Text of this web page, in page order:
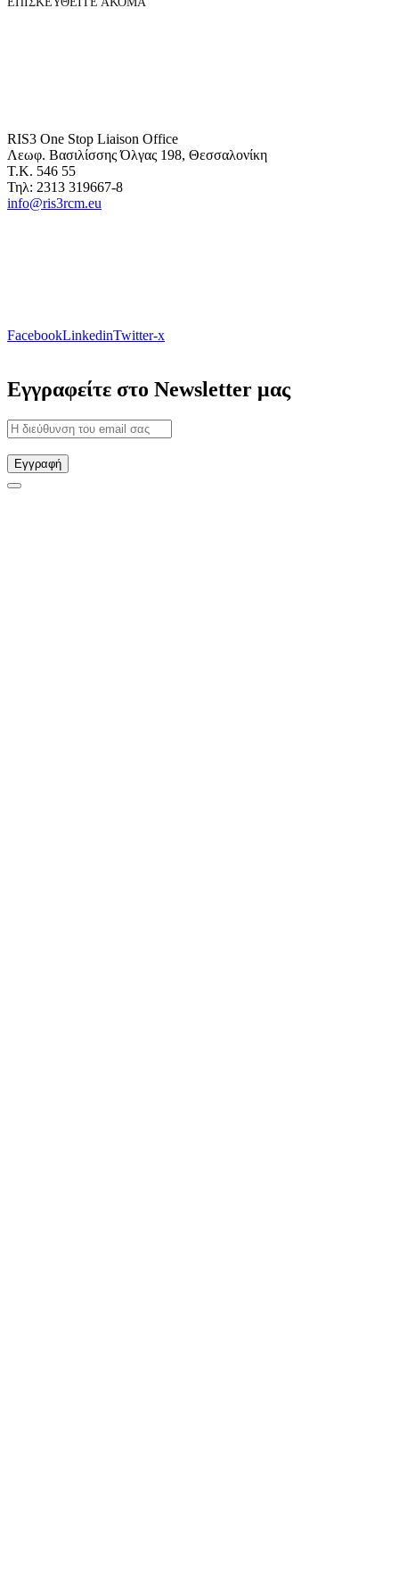
RIS3 One Stop Liaison Office
Λεωφ. Βασιλίσσης Όλγας 198, Θεσσαλονίκη
Τ.Κ. 546 55
Τηλ: 2313 319667-8
info@ris3rcm.eu
FacebookLinkedinTwitter-x
Εγγραφείτε στο Newsletter μας
Εγγραφή